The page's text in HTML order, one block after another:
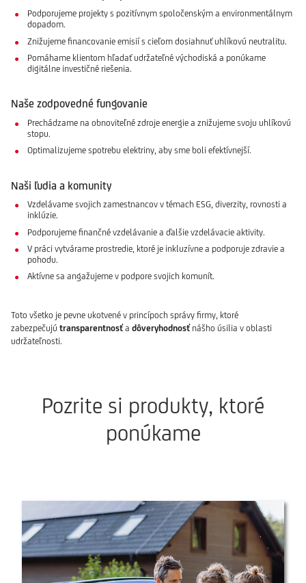
Podporujeme projekty s pozitívnym spoločenským a environmentálnym
dopadom.
Znižujeme financovanie emisií s cieľom dosiahnuť uhlíkovú neutralitu.
Pomáhame klientom hľadať udržateľné východiská a ponúkame
digitálne investičné riešenia.
Naše zodpovedné fungovanie
Prechádzame na obnoviteľné zdroje energie a znižujeme svoju uhlíkovú
stopu.
Optimalizujeme spotrebu elektriny, aby sme boli efektívnejší.
Naši ľudia a komunity
Vzdelávame svojich zamestnancov v témach ESG, diverzity, rovnosti a
inklúzie.
Podporujeme finančné vzdelávanie a ďalšie vzdelávacie aktivity.
V práci vytvárame prostredie, ktoré je inkluzívne a podporuje zdravie a
pohodu.
Aktívne sa angažujeme v podpore svojich komunít.
Toto všetko je pevne ukotvené v princípoch správy firmy, ktoré
zabezpečujú transparentnosťa dôveryhodnosťnášho úsilia v oblasti
udržateľnosti.
Pozrite si produkty, ktoré
ponúkame